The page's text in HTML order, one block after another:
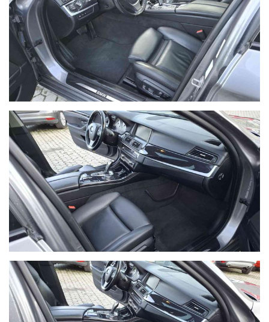
NON HAI TROVATO L'AUTO CHE CERCHI?
Compila il modulo e ti contatteremo appena l'auto che cerchi
sarà disponibile
Ho letto e accettol'informativa privacy*
Acconsento al trattamento dei miei dati per finalità di
marketing